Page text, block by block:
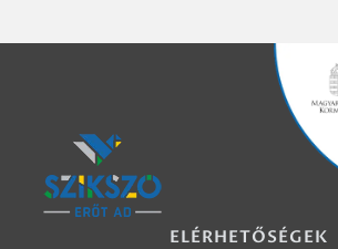
ELÉRHETŐSÉGEK